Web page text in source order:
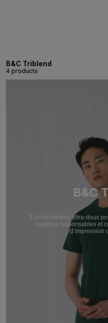
B&C Triblend
4 products
B&C
T-shirts triblend ultra-doux
matières responsables et
d’impression